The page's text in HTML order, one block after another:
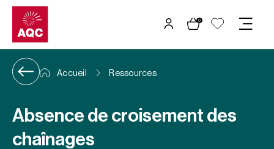
Panneau de gestion des cookies
0
Accueil Ressources
Absence de croisement des
chaînages